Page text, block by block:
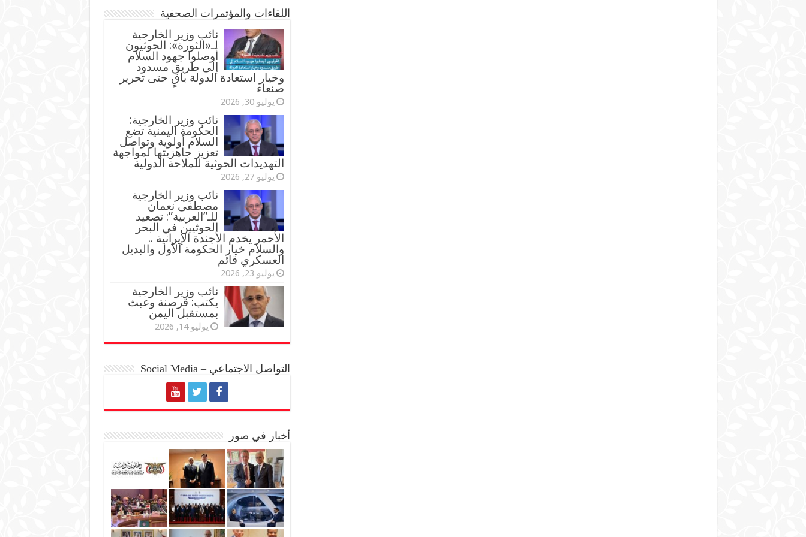
اللقاءات والمؤتمرات الصحفية
‏نائب وزير الخارجية
لـ«الثورة»: الحوثيون
أوصلوا جهود السلام
إلى طريق مسدود
وخيار استعادة الدولة باقٍ حتى تحرير
صنعاء
يوليو 30, 2026
نائب وزير الخارجية:
الحكومة اليمنية تضع
السلام أولوية وتواصل
تعزيز جاهزيتها لمواجهة
التهديدات الحوثية للملاحة الدولية
يوليو 27, 2026
نائب وزير الخارجية
مصطفى نعمان
للـ”العربية”: تصعيد
الحوثيين في البحر
الأحمر يخدم الأجندة الإيرانية ..
والسلام خيار الحكومة الأول والبديل
العسكري قائم
يوليو 23, 2026
نائب وزير الخارجية
يكتب: قرصنة وعبث
بمستقبل اليمن
يوليو 14, 2026
التواصل الاجتماعي – Social Media
أخبار في صور